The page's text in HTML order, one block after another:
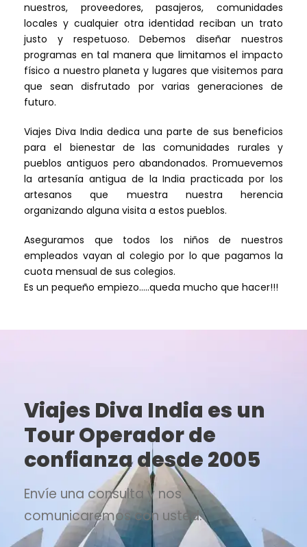
nuestros, proveedores, pasajeros, comunidades
locales y cualquier otra identidad reciban un trato
justo y respetuoso. Debemos diseñar nuestros
programas en tal manera que limitamos el impacto
físico a nuestro planeta y lugares que visitemos para
que sean disfrutado por varias generaciones de
futuro.
Viajes Diva India dedica una parte de sus beneficios
para el bienestar de las comunidades rurales y
pueblos antiguos pero abandonados. Promuevemos
la artesanía antigua de la India practicada por los
artesanos que muestra nuestra herencia
organizando alguna visita a estos pueblos.
Aseguramos que todos los niños de nuestros
empleados vayan al colegio por lo que pagamos la
cuota mensual de sus colegios.
Es un pequeño empiezo…..queda mucho que hacer!!!
Viajes Diva India es un
Tour Operador de
confianza desde 2005
Envíe una consulta y nos
comunicaremos con usted.